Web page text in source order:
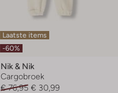
Laatste items
-60%
Nik & Nik
Cargobroek
€ 76,95 € 30,99